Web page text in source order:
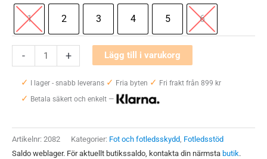
1 2 3 4 5 6
-
Malleoforce
Plus
mängd
+ Lägg till i varukorg
✓ I lager - snabb leverans ✓ Fria byten ✓ Fri frakt från 899 kr
✓ Betala säkert och enkelt —
Artikelnr: 2082 Kategorier: Fot och fotledsskydd, Fotledsstöd
Saldo weblager. För aktuellt butikssaldo, kontakta din närmsta butik.